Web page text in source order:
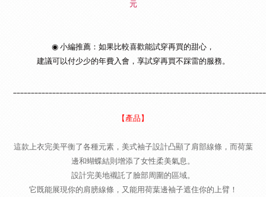
元
◉ 小編推薦：如果比較喜歡能試穿再買的甜心，
建議可以付少少的年費入會，享試穿再買不踩雷的服務。
【產品】
這款上衣完美平衡了各種元素，美式袖子設計凸顯了肩部線條，而荷葉
邊和蝴蝶結則增添了女性柔美氣息。
設計完美地襯託了臉部周圍的區域。
它既能展現你的肩膀線條，又能用荷葉邊袖子遮住你的上臂！